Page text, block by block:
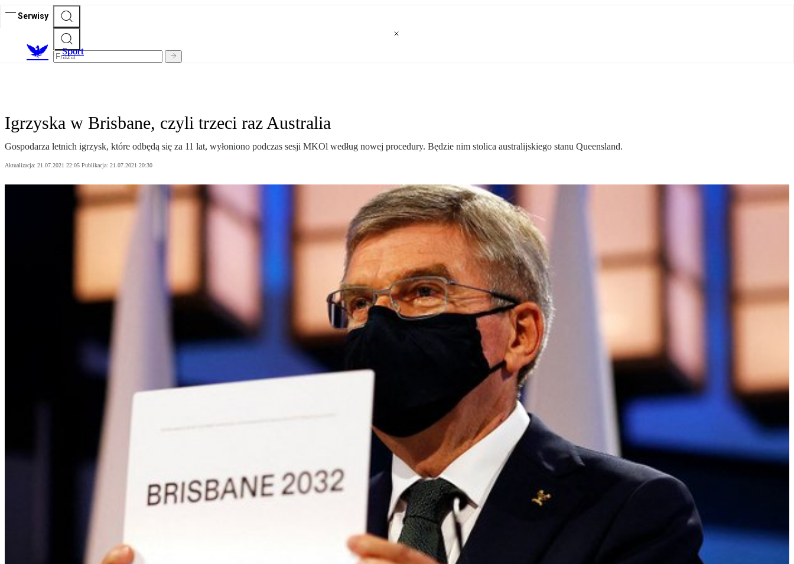
Serwisy
Sport
Igrzyska w Brisbane, czyli trzeci raz Australia
Gospodarza letnich igrzysk, które odbędą się za 11 lat, wyłoniono podczas sesji MKOl według nowej procedury. Będzie nim stolica australijskiego stanu Queensland.
Aktualizacja: 21.07.2021 22:05 Publikacja: 21.07.2021 20:30